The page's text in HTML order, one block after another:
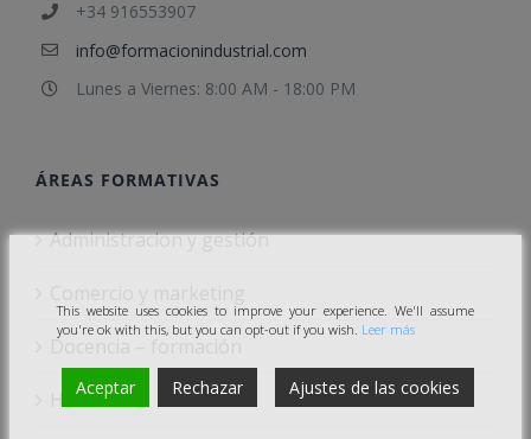
+34 916553907
info@formacionindustrial.com
Lunes a Viernes: 8:00 AM - 18:00 PM
ÁREAS FORMATIVAS
Administracion y gestión
Docencia – formación
Hostelería
This website uses cookies to improve your experience. We'll assume
you're ok with this, but you can opt-out if you wish. Leer más
Aceptar Rechazar Ajustes de las cookies